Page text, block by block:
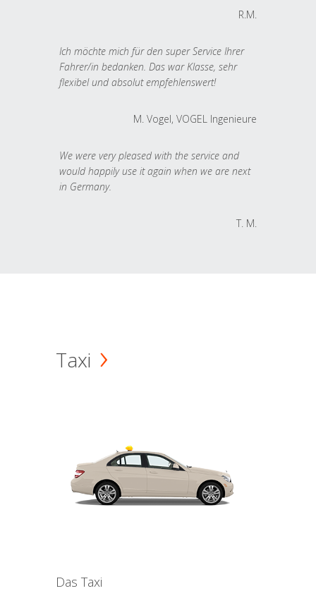
R.M.
Ich möchte mich für den super Service Ihrer
Fahrer/in bedanken. Das war Klasse, sehr
flexibel und absolut empfehlenswert!
M. Vogel, VOGEL Ingenieure
We were very pleased with the service and
would happily use it again when we are next
in Germany.
T. M.
Taxi
Das Taxi